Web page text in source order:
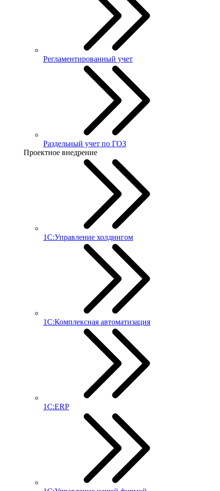
Регламентированный учет
Раздельный учет по ГОЗ
Проектное внедрение
1С:Управление холдингом
1С:Комплексная автоматизация
1С:ERP